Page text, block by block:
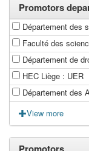
Promotors
Département des
Faculté des
Département de
HEC Liège : UER
Département des
View more